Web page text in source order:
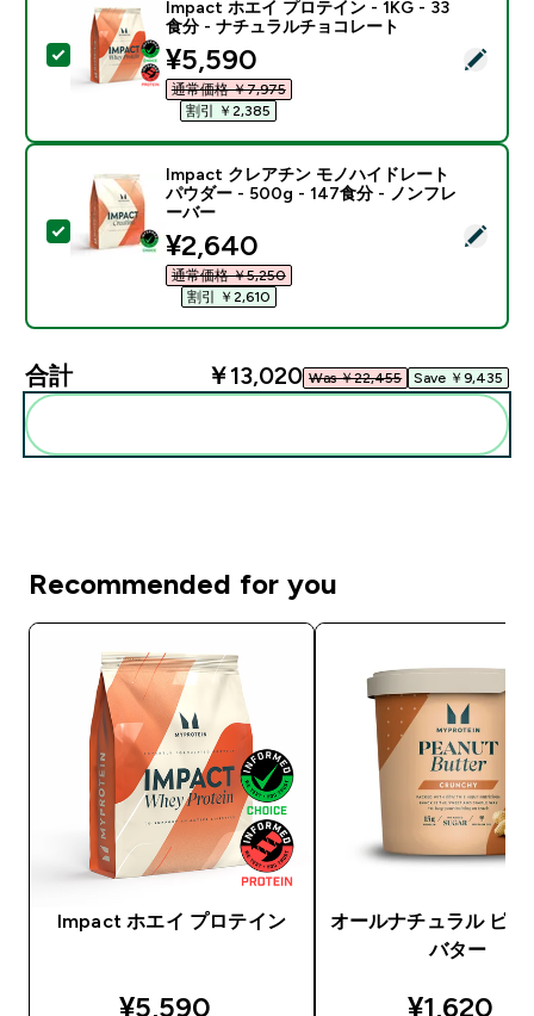
この商品を選択 - Impact ホエイ プロテイン - 1KG -
Impact ホエイ プロテイン - 1KG - 33
食分 - ナチュラルチョコレート
discounted price
¥5,590‎
通常価格 ￥7,975‎
割引 ￥2,385‎
この商品を選択 - Impact クレアチン モノハイドレ
Impact クレアチン モノハイドレート
パウダー - 500g - 147食分 - ノンフレ
ーバー
discounted price
¥2,640‎
通常価格 ￥5,250‎
割引 ￥2,610‎
合計 ￥13,020‎ Was ￥22,455‎ Save ￥9,435‎
Recommended for you
Impact ホエイ プロテイン
discounted price
¥5,590‎
オールナチュラル ピー
バター
¥1,620‎